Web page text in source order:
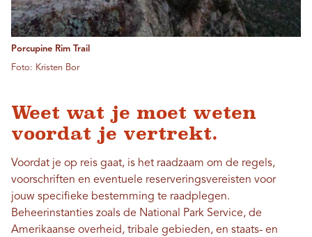
Porcupine Rim Trail
Foto: Kristen Bor
Weet wat je moet weten
voordat je vertrekt.
Voordat je op reis gaat, is het raadzaam om de regels,
voorschriften en eventuele reserveringsvereisten voor
jouw specifieke bestemming te raadplegen.
Beheerinstanties zoals de National Park Service, de
Amerikaanse overheid, tribale gebieden, en staats- en